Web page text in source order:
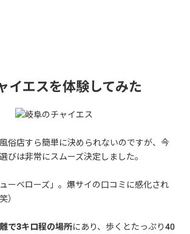
イエスを体験してみた
俗店すら簡単に決められないのですが、今
びは非常にスムーズ決定しました。
ーベローズ」。爆サイの口コミに感化され
）
で3キロ程の場所にあり、歩くとたっぷり40